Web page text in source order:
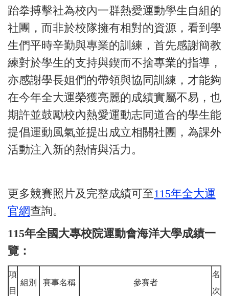
跆拳搏擊社為校內一群熱愛運動學生自組的
社團，而非於校隊擁有相對的資源，看到學
生們平時辛勤與專業的訓練，首先感謝簡教
練對於學生的支持與鍥而不捨專業的指導，
亦感謝學長姐們的帶領與協同訓練，才能夠
在今年全大運榮獲亮麗的成績實屬不易，也
期許並鼓勵校內熱愛運動志同道合的學生能
提倡運動風氣並提出成立相關社團，為課外
活動注入新的熱情與活力。
更多競賽照片及完整成績可至115年全大運
官網查詢。
115年全國大專校院運動會海洋大學成績一
覽：
項
目
組別 賽事名稱 參賽者
名
次